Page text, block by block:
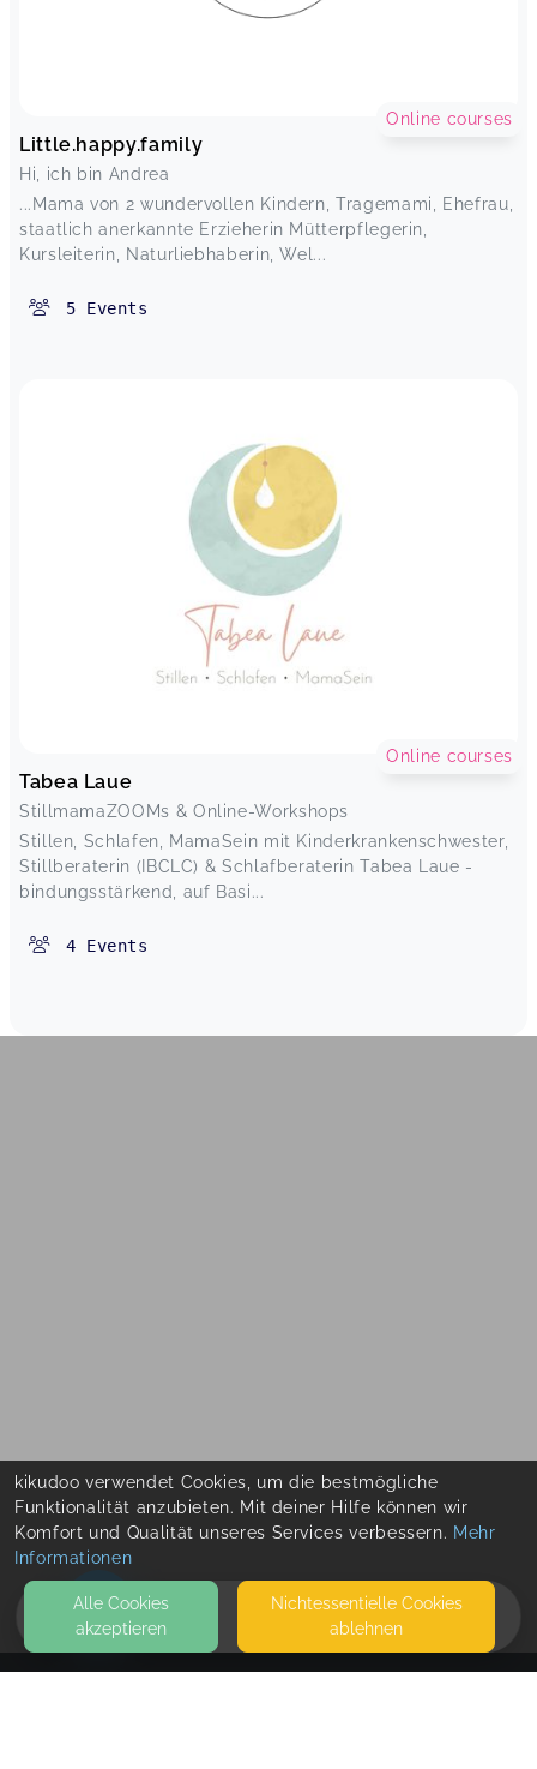
HOME
Little.happy.family
Hi, ich bin Andrea
...Mama von 2 wundervollen Kindern, Tragemami, Ehefrau,
staatlich anerkannte Erzieherin Mütterpflegerin,
Kursleiterin, Naturliebhaberin, Wel...
Online courses
5 Events
Tabea Laue
StillmamaZOOMs & Online-Workshops
Stillen, Schlafen, MamaSein mit Kinderkrankenschwester,
Stillberaterin (IBCLC) & Schlafberaterin Tabea Laue -
bindungsstärkend, auf Basi...
Online courses
4 Events
kikudoo verwendet Cookies, um die bestmögliche
Funktionalität anzubieten. Mit deiner Hilfe können wir
Komfort und Qualität unseres Services verbessern. Mehr
Informationen
Alle Cookies
akzeptieren
Nicht­essentielle Cookies
ablehnen